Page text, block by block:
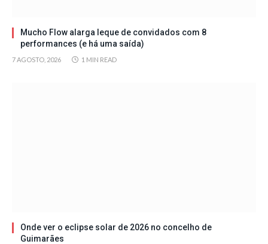
Mucho Flow alarga leque de convidados com 8
performances (e há uma saída)
7 AGOSTO, 2026 1 MIN READ
Onde ver o eclipse solar de 2026 no concelho de
Guimarães